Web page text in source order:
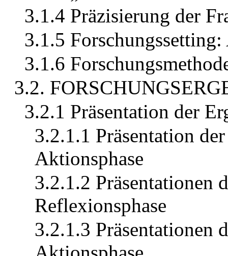
3.1.4 Präzisierung der
3.1.5
3.1.6
3.2.
3.2.1 Präsentation der
3.2.1.1 Präsentation
Aktionsphase
3.2.1.2 Präsentationen
Reflexionsphase
3.2.1.3 Präsentationen